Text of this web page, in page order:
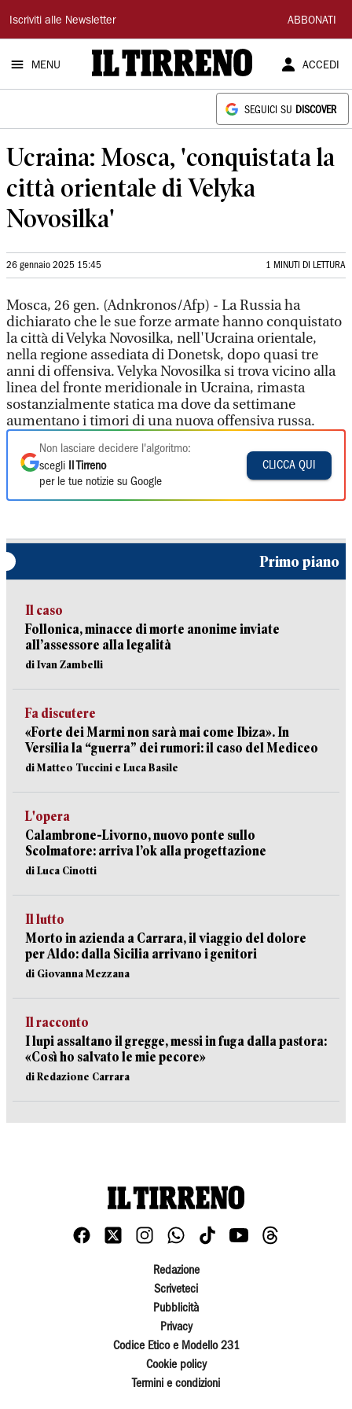
Il
Tirreno
Iscriviti alle Newsletter ABBONATI
MENU ACCEDI
SEGUICI SU DISCOVER
Ucraina: Mosca, 'conquistata la
città orientale di Velyka
Novosilka'
26 gennaio 2025 15:45 1 MINUTI DI LETTURA
Mosca, 26 gen. (Adnkronos/Afp) - La Russia ha
dichiarato che le sue forze armate hanno conquistato
la città di Velyka Novosilka, nell'Ucraina orientale,
nella regione assediata di Donetsk, dopo quasi tre
anni di offensiva. Velyka Novosilka si trova vicino alla
linea del fronte meridionale in Ucraina, rimasta
sostanzialmente statica ma dove da settimane
aumentano i timori di una nuova offensiva russa.
Non lasciare decidere l'algoritmo:
scegli
Il Tirreno
per le tue notizie su Google
CLICCA QUI
Primo piano
Il caso
Follonica, minacce di morte anonime inviate
all’assessore alla legalità
di Ivan Zambelli
Fa discutere
«Forte dei Marmi non sarà mai come Ibiza». In
Versilia la “guerra” dei rumori: il caso del Mediceo
di Matteo Tuccini e Luca Basile
L'opera
Calambrone-Livorno, nuovo ponte sullo
Scolmatore: arriva l’ok alla progettazione
di Luca Cinotti
Il lutto
Morto in azienda a Carrara, il viaggio del dolore
per Aldo: dalla Sicilia arrivano i genitori
di Giovanna Mezzana
Il racconto
I lupi assaltano il gregge, messi in fuga dalla pastora:
«Così ho salvato le mie pecore»
di Redazione Carrara
Redazione
Scriveteci
Pubblicità
Privacy
Codice Etico e Modello 231
Cookie policy
Termini e condizioni